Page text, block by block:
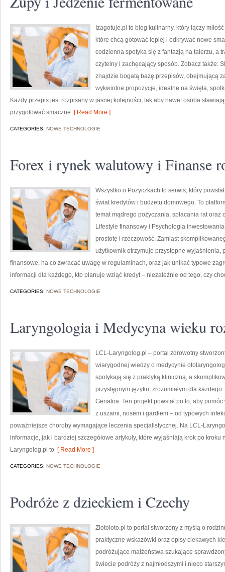
Izagotuje.pl to blog kulinarny, który łączy
które chcą gotować lepiej i odkrywać nowe
codzienna spotyka się z fantazją na talerzu, a
czytelny i zachęcający sposób. Zobacz także:
znajdzie bogatą bazę przepisów, obejmującą
wykwintne propozycje, idealne na święta,
Każdy przepis jest rozpisany w jasnej kolejności, tak aby nawet osoba
przygotować smaczne [ Read More ]
CATEGORIES: NOWE TECHNOLOGIE
Forex i rynek walutowy i Finanse
Wszystko o Pożyczkach to serwis, który
świat kredytów i budżetu domowego. To
temat mądrego pożyczania, spłacania rat
Lifestyle finansowy i Psychologia
prostotę i rzeczowość. Zamiast
użytkownik otrzymuje przystępne wyjaśnienia,
finansowe, na co zwracać uwagę w regulaminach, oraz jak unikać typowe
informacji dla każdego, kto planuje wziąć kredyt – niezależnie od tego, czy
CATEGORIES: NOWE TECHNOLOGIE
Laryngologia i Medycyna wieku
LCL-Laryngolog.pl – portal zdrowotny
wiarygodnej wiedzy o medycynie
spotykają się z praktyką kliniczną, a
przystępnym języku, zrozumiałym dla
Geriatria. Ten projekt powstał po to, aby
z uszami, nosem i gardłem – od typowych
poważniejsze choroby wymagające leczenia specjalistycznej. Na LCL-
informacje, jak i bardziej szczegółowe artykuły, które wyjaśniają krok po kroku
Laryngolog.pl to [ Read More ]
CATEGORIES: NOWE TECHNOLOGIE
Podróże z dzieckiem i Czechy
Zlotoloto.pl to portal stworzony z myślą o
praktyczne wskazówki oraz opisy ciekawych
podróżujące małżeństwa szukające
świecie podróży z najmłodszymi i nieco